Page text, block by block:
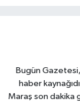
Bugün Gazetesi,
haber
Maraş son dakika